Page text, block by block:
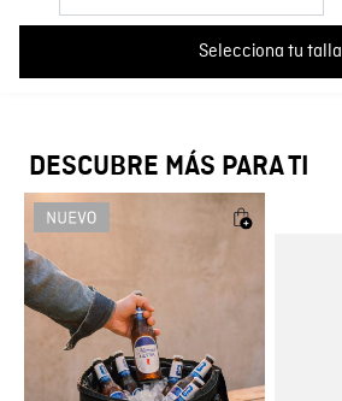
Selecciona tu talla
Color
País de Fabricación
Registro SIC
Cargando comentarios…
DESCUBRE MÁS PARA TI